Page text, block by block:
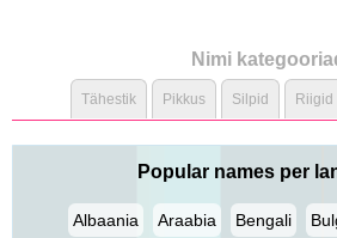
Nimi
Tähestik Pikkus Silpid Riigid
Popular names per
Albaania Araabia Bengali